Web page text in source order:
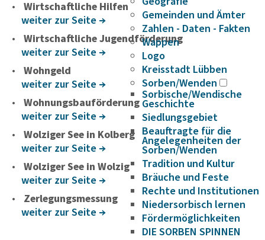
Gemeinden und Ämter
Zahlen - Daten - Fakten
Wappen
Logo
Kreisstadt Lübben
Sorben/Wenden
Sorbische/Wendische
Geschichte
Siedlungsgebiet
Beauftragte für die
Angelegenheiten der
Sorben/Wenden
Tradition und Kultur
Bräuche und Feste
Rechte und Institutionen
Niedersorbisch lernen
Fördermöglichkeiten
DIE SORBEN SPINNEN
Wirtschaftliche Hilfen
weiter zur Seite
Wirtschaftliche Jugendförderung
weiter zur Seite
Wohngeld
weiter zur Seite
Wohnungsbauförderung
weiter zur Seite
Wolziger See in Kolberg
weiter zur Seite
Wolziger See in Wolzig
weiter zur Seite
Zerlegungsmessung
weiter zur Seite